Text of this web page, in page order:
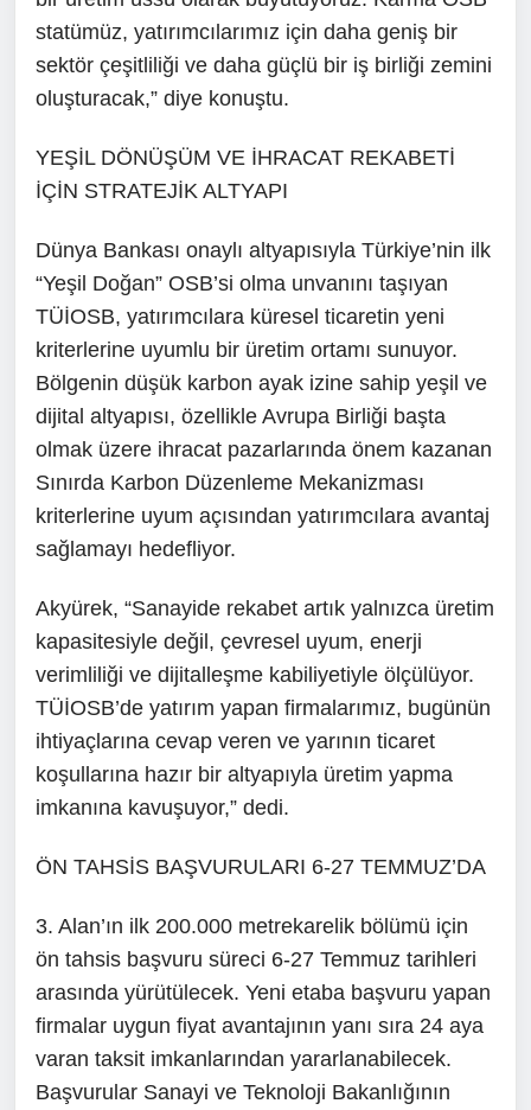
statümüz, yatırımcılarımız için daha geniş bir
sektör çeşitliliği ve daha güçlü bir iş birliği zemini
oluşturacak,” diye konuştu.
YEŞİL DÖNÜŞÜM VE İHRACAT REKABETİ
İÇİN STRATEJİK ALTYAPI
Dünya Bankası onaylı altyapısıyla Türkiye’nin ilk
“Yeşil Doğan” OSB’si olma unvanını taşıyan
TÜİOSB, yatırımcılara küresel ticaretin yeni
kriterlerine uyumlu bir üretim ortamı sunuyor.
Bölgenin düşük karbon ayak izine sahip yeşil ve
dijital altyapısı, özellikle Avrupa Birliği başta
olmak üzere ihracat pazarlarında önem kazanan
Sınırda Karbon Düzenleme Mekanizması
kriterlerine uyum açısından yatırımcılara avantaj
sağlamayı hedefliyor.
Akyürek, “Sanayide rekabet artık yalnızca üretim
kapasitesiyle değil, çevresel uyum, enerji
verimliliği ve dijitalleşme kabiliyetiyle ölçülüyor.
TÜİOSB’de yatırım yapan firmalarımız, bugünün
ihtiyaçlarına cevap veren ve yarının ticaret
koşullarına hazır bir altyapıyla üretim yapma
imkanına kavuşuyor,” dedi.
ÖN TAHSİS BAŞVURULARI 6-27 TEMMUZ’DA
3. Alan’ın ilk 200.000 metrekarelik bölümü için
ön tahsis başvuru süreci 6-27 Temmuz tarihleri
arasında yürütülecek. Yeni etaba başvuru yapan
firmalar uygun fiyat avantajının yanı sıra 24 aya
varan taksit imkanlarından yararlanabilecek.
Başvurular Sanayi ve Teknoloji Bakanlığının